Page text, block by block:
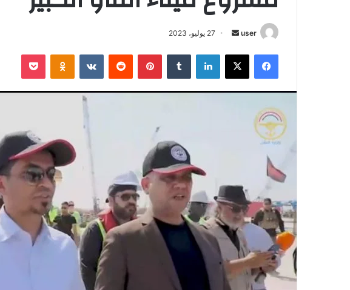
user
أرسل 27 يوليو، 2023
فيسبوك ‫X لينكدإن بينتيريست Odnoklassniki
‫Pocket